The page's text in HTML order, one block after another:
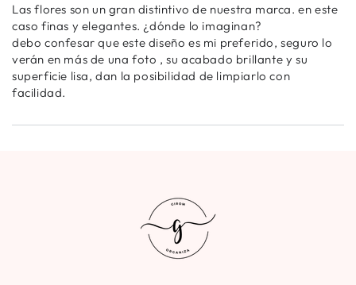
Las flores son un gran distintivo de nuestra marca. en este
caso finas y elegantes. ¿dónde lo imaginan?
debo confesar que este diseño es mi preferido, seguro lo
verán en más de una foto , su acabado brillante y su
superficie lisa, dan la posibilidad de limpiarlo con
facilidad.